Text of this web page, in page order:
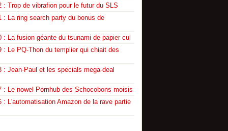
: Trop de vibrafion pour le futur du SLS
: La ring search party du bonus de
: La fusion géante du tsunami de papier cul
: Le PQ-Thon du templier qui chiait des
: Jean-Paul et les specials mega-deal
: Le nowel Pornhub des Schocobons moisis
: L'automatisation Amazon de la rave partie